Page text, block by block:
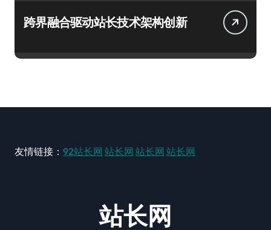
跨界融合驱动站长技术架构创新
友情链接： 92站长网 站长网 站长网 站长网
站长网